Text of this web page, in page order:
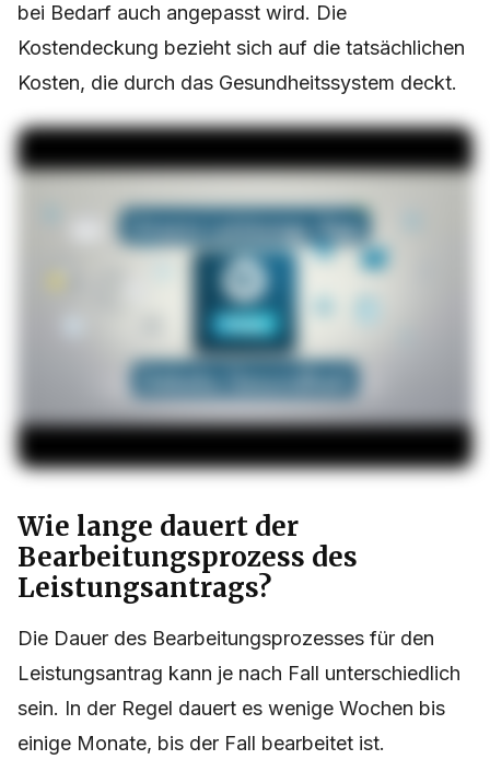
bei Bedarf auch angepasst wird. Die
Kostendeckung bezieht sich auf die tatsächlichen
Kosten, die durch das Gesundheitssystem deckt.
Wie lange dauert der
Bearbeitungsprozess des
Leistungsantrags?
Die Dauer des Bearbeitungsprozesses für den
Leistungsantrag kann je nach Fall unterschiedlich
sein. In der Regel dauert es wenige Wochen bis
einige Monate, bis der Fall bearbeitet ist.